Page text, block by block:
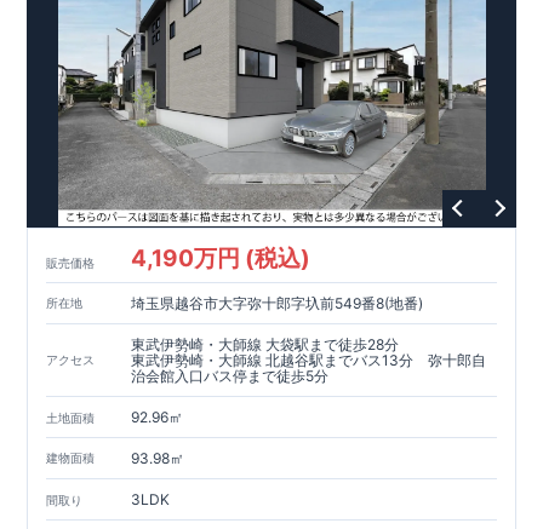
東栄住宅ブルーミングガーデンのこだわりの家づくり
全棟自社一貫体制
もっと詳しく
◇誰が、何をしたか。が明確だからこそ、お客様の安心に繋が
ります。
◇設計、施工、営業が互いに協力しあい、最良のプランを提供
いたします。
◇不要な中間マージンを抑えることで、コストダウンに努めて
います。
耐震等級3取得
もっと詳しく
◇国が定めた耐震等級で最高の3を取得建築基準法で定められ
た、｢数百年に一度発生する地震に対して、倒壊、崩壊しな
い。｣という基準から、さらに1.5倍の耐震力を達成していま
す。
住宅性能評価ダブル取得！
もっと詳しく
◇設計住宅性能評価：建物設計段階で、国が認めた第三機関が
評価しております。
◇建設住宅性能評価：評価を受けた図面通りに施工されている
か、建設までに計4回チェックが行われます。図面や書類上だ
けでなく、「現場の施工状況」を検査した上で、品質を保証し
ております
アフターサポート
◇最大 年間の品質保証
を実施
◇お引渡しからが本当のお付き合いだと考え、アフターサービ
スを外部の業者に委託せず、東栄住宅グループ「東栄ホームサ
販売価格 4,190万円 (税込)
所在地 埼玉県越谷市大字弥十郎字圦前549番8(地番)
アクセス
東武伊勢崎・大師線 大袋駅まで徒歩28分
東武伊勢崎・大師線 北越谷駅までバス13分 弥十郎自
治会館入口バス停まで徒歩5分
土地面積 92.96㎡
建物面積 93.98㎡
間取り 3LDK